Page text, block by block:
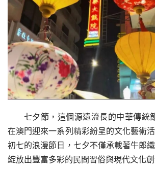
七夕節，這個源遠流長的中華傳統
在澳門迎來一系列精彩紛呈的文化藝術
初七的浪漫節日，七夕不僅承載著牛郎
綻放出豐富多彩的民間習俗與現代文化